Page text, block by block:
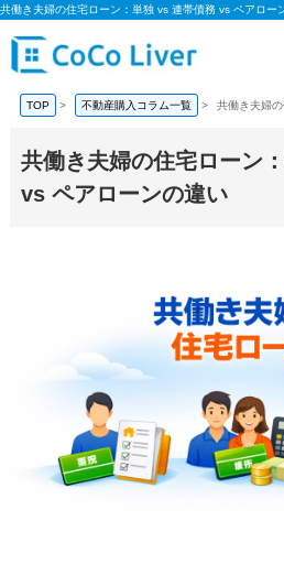
TOP > 不動産購入コラム一覧 > 共働き夫婦
共働き夫婦の住宅ローン
vs ペアローンの違い